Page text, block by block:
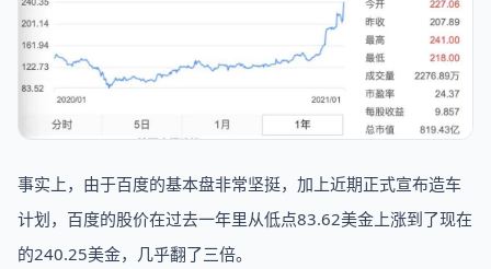
事实上，由于百度的基本盘非常坚挺，加上近期正式宣布造车
计划，百度的股价在过去一年里从低点83.62美金上涨到了现在
的240.25美金，几乎翻了三倍。